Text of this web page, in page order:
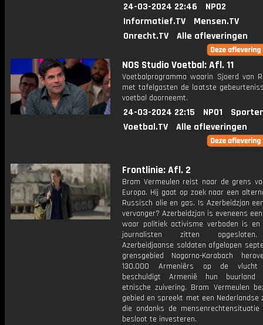
24-03-2024 22:46
NPO2
Informatief.TV
Mensen.TV
Onrecht.TV
Alle afleveringen
NOS Studio Voetbal: Afl. 11
Voetbalprogramma waarin Sjoerd van
met tafelgasten de laatste
voetbal doorneemt.
24-03-2024 22:15 NPO1
Voetbal.TV
Alle afleveringen
Frontlinie: Afl. 2
Bram Vermeulen reist naar de grens
Europa. Hij gaat op zoek naar een
Russisch olie en gas. Is Azerbeidzjan
vervanger? Azerbeidzjan is eveneens
waar politiek activisme verboden is en
journalisten zitten
Azerbeidjaanse soldaten afgelopen
grensgebied Nagorno-Karabach
130.000 Armeniërs op de vlucht
beschuldigt Armenië hun
etnische zuivering. Bram Vermeulen
gebied en spreekt met een Nederlandse
die ondanks de
besloot te investeren.